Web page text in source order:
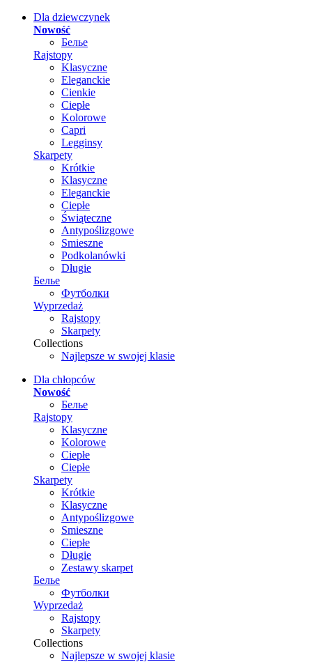
Dla dziewczynek
Nowość
Белье
Rajstopy
Klasyczne
Eleganckie
Cienkie
Ciepłe
Kolorowe
Capri
Legginsy
Skarpety
Krótkie
Klasyczne
Eleganckie
Ciepłe
Świąteczne
Antypoślizgowe
Smieszne
Podkolanówki
Długie
Белье
Футболки
Wyprzedaż
Rajstopy
Skarpety
Collections
Najlepsze w swojej klasie
Dla chłopców
Nowość
Белье
Rajstopy
Klasyczne
Kolorowe
Ciepłe
Ciepłe
Skarpety
Krótkie
Klasyczne
Antypoślizgowe
Smieszne
Ciepłe
Długie
Zestawy skarpet
Белье
Футболки
Wyprzedaż
Rajstopy
Skarpety
Collections
Najlepsze w swojej klasie